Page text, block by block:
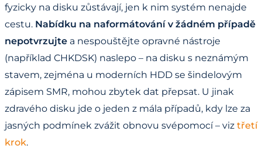
fyzicky na disku zůstávají, jen k nim systém nenajde
cestu. Nabídku na naformátování v žádném případě
nepotvrzujte a nespouštějte opravné nástroje
(například CHKDSK) naslepo – na disku s neznámým
stavem, zejména u moderních HDD se šindelovým
zápisem SMR, mohou zbytek dat přepsat. U jinak
zdravého disku jde o jeden z mála případů, kdy lze za
jasných podmínek zvážit obnovu svépomocí – viz třetí
krok.